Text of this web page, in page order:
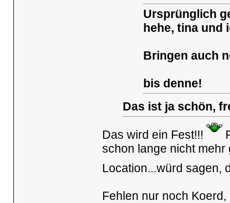
Ursprünglich
hehe, tina und
Bringen auch
bis denne!
Das ist ja schön,
Das wird ein Fest!!!
schon lange nicht
Location...würd sagen,
Fehlen nur noch